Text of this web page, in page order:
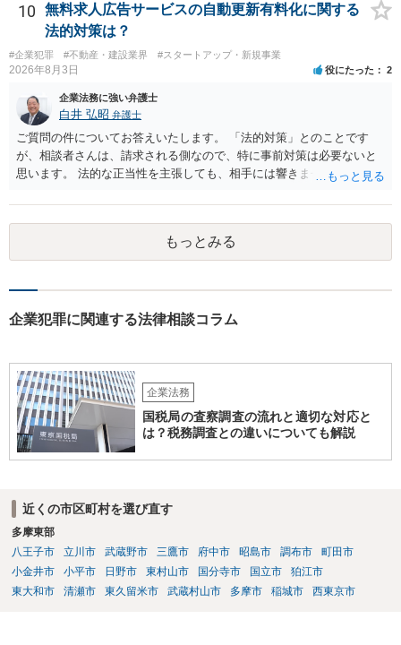
10
無料求人広告サービスの自動更新有料化に関する
法的対策は？
#企業犯罪 #不動産・建設業界 #スタートアップ・新規事業
2026年8月3日 役にたった 2
企業法務に強い弁護士
白井 弘昭 弁護士
ご質問の件についてお答えいたします。 「法的対策」とのことです
が、相談者さんは、請求される側なので、特に事前対策は必要ないと
思います。 法的な正当性を主張しても、相手には響きません。そもそ
的手段として裁判（おそらく少額訴訟）をするかどうかの問題ですの
で、訴訟を提起してきたら粛々と対応することになります。 少額訴訟
は、１人（１社）年間１０回までしかできないので、こちらが毅然と
支払いを拒否すれば、少額訴訟を提起する可能性は、低いものと思わ
すと、押し負けて支払うかもと考えますので、弁護士に依頼するなど
応、弁護士に依頼して同様の対応、裁判してきたら、従業員にて粛々
と対応のどれかを選択することになります。 以上、ご参考まで。
もっとみる
企業犯罪に関連する法律相談コラム
企業法務
国税局の査察調査の流れと適切な対応と
は？税務調査との違いについても解説
近くの市区町村を選び直す
多摩東部
八王子市
立川市 武蔵野市 三鷹市 府中市 昭島市 調布市
町田市
小金井市
小平市 日野市 東村山市 国分寺市 国立市
狛江市
東大和市
清瀬市 東久留米市 武蔵村山市 多摩市 稲城市 西東京市